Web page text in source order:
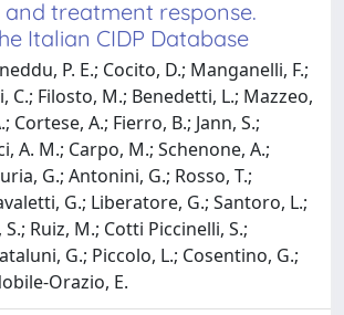
treatment response.
Italian CIDP Database
P. E.; Cocito, D.; Manganelli, F.;
C.; Filosto, M.; Benedetti, L.; Mazzeo,
Cortese, A.; Fierro, B.; Jann, S.;
A. M.; Carpo, M.; Schenone, A.;
G.; Antonini, G.; Rosso, T.;
G.; Liberatore, G.; Santoro, L.;
S.; Ruiz, M.; Cotti Piccinelli, S.;
G.; Piccolo, L.; Cosentino, G.;
Orazio, E.